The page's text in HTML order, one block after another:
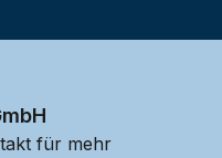
für mehr